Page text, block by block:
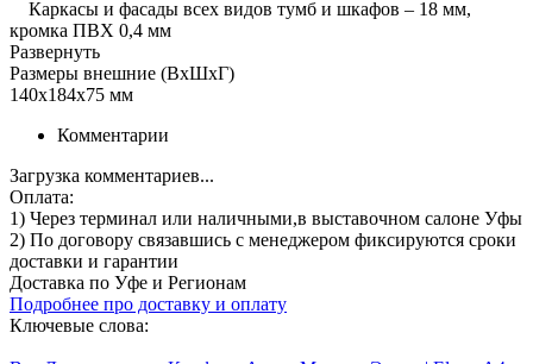
Каркасы и фасады всех видов тумб и шкафов – 18 мм,
кромка ПВХ 0,4 мм
Развернуть
Размеры внешние (ВхШхГ)
140x184x75 мм
Комментарии
Загрузка комментариев...
Оплата:
1) Через терминал или наличными,в выставочном салоне Уфы
2) По договору связавшись с менеджером фиксируются сроки
доставки и гарантии
Доставка по Уфе и Регионам
Подробнее про доставку и оплату
Ключевые слова: